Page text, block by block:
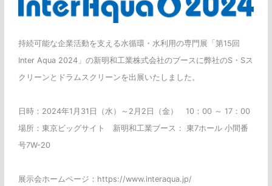
持続可能な企業活動を支える水循環・水利用の専門展「第15回
Inter Aqua 2024」の新明和工業株式会社のブースに弊社のS・Sス
クリーンとドラムスクリーンを出展いたしました。
日時：2024年1月31日（水）～2月2日（金） 10：00 ～ 17：00
場所：東京ビッグサイト 新明和工業ブース： 東7ホール 小間番
号7W-20
展示会ホームページ：https://www.interaqua.jp/
に
出